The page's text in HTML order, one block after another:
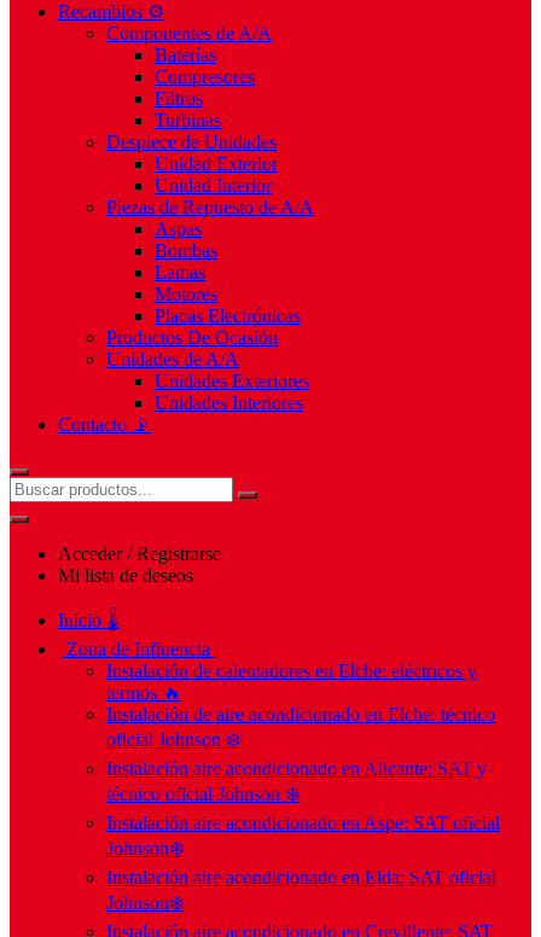
Recambios ⚙️
Componentes de A/A
Baterías
Compresores
Filtros
Turbinas
Despiece de Unidades
Unidad Exterior
Unidad Interior
Piezas de Repuesto de A/A
Aspas
Bombas
Lamas
Motores
Placas Electrónicas
Productos De Ocasión
Unidades de A/A
Unidades Exteriores
Unidades Interiores
Contacto 📡
Acceder / Registrarse
Mi lista de deseos
Inicio 🌡️
| Zona de Influencia |
Instalación de calentadores en Elche: eléctricos y
termos 🔥
Instalación de aire acondicionado en Elche: técnico
oficial Johnson ❄️
Instalación aire acondicionado en Alicante: SAT y
técnico oficial Johnson ❄️
Instalación aire acondicionado en Aspe: SAT oficial
Johnson❄️
Instalación aire acondicionado en Elda: SAT oficial
Johnson❄️
Instalación aire acondicionado en Crevillente: SAT